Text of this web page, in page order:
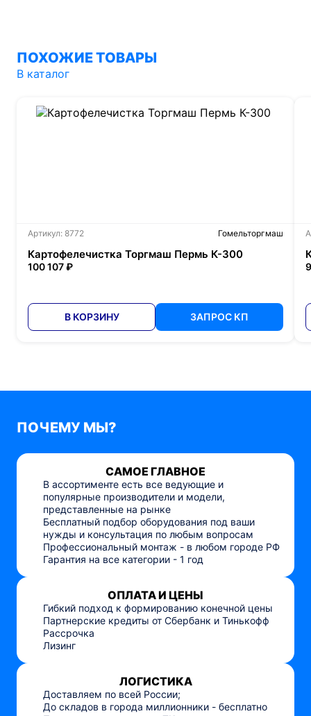
ПОХОЖИЕ ТОВАРЫ
В каталог
Артикул: 8772 Гомельторгмаш
Картофелечистка Торгмаш Пермь К-300
100 107 ₽
В КОРЗИНУ ЗАПРОС КП
ПОЧЕМУ МЫ?
САМОЕ ГЛАВНОЕ
В ассортименте есть все ведующие и
популярные производители и модели,
представленные на рынке
Бесплатный подбор оборудования под ваши
нужды и консультация по любым вопросам
Профессиональный монтаж - в любом городе РФ
Гарантия на все категории - 1 год
ОПЛАТА И ЦЕНЫ
Гибкий подход к формированию конечной цены
Партнерские кредиты от Сбербанк и Тинькофф
Рассрочка
Лизинг
ЛОГИСТИКА
Доставляем по всей России;
До складов в города миллионники - бесплатно